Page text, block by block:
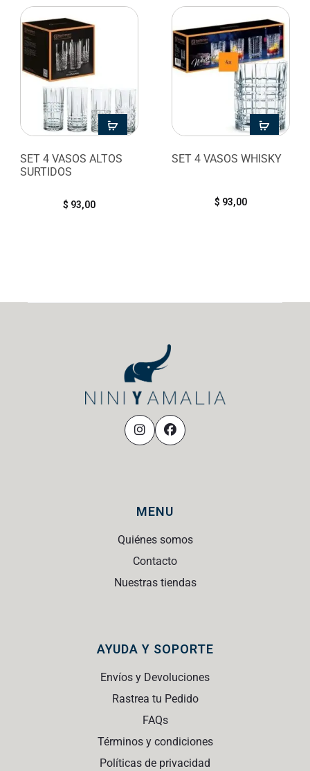
SET 4 VASOS ALTOS
SURTIDOS
$ 93,00
SET 4 VASOS WHISKY
$ 93,00
MENU
Quiénes somos
Contacto
Nuestras tiendas
AYUDA Y SOPORTE
Envíos y Devoluciones
Rastrea tu Pedido
FAQs
Términos y condiciones
Políticas de privacidad